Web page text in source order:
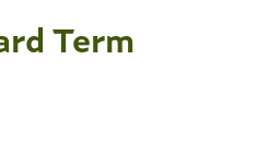
Term